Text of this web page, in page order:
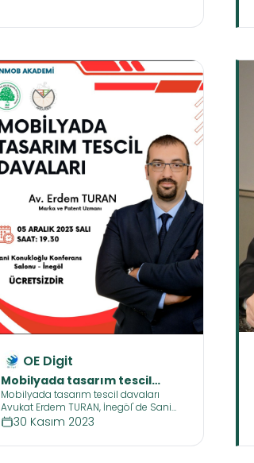
OE Digit
Mobilyada tasarım tescil
davaları
Mobilyada tasarım tescil davaları
Avukat Erdem TURAN, İnegöl' de Sani
Konukoğlu Konferans salonunda
30 Kasım 2023